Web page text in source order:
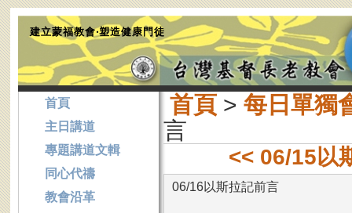
建立蒙福教會‧塑造健康門徒
首頁> 每日單獨
言
<< 06/15以
06/16以斯拉記前言
首頁
主日講道
專題講道文輯
同心代禱
教會沿革